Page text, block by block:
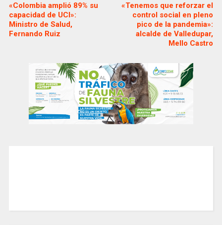
«Colombia amplió 89% su
capacidad de UCI»:
Ministro de Salud,
Fernando Ruiz
«Tenemos que reforzar el
control social en pleno
pico de la pandemia»:
alcalde de Valledupar,
Mello Castro